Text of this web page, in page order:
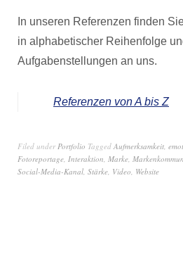
In unseren Referenzen finden
in alphabetischer Reihenfolge
Aufgabenstellungen an uns.
Referenzen von A bis Z
Filed underPortfolio Tagged Aufmerksamkeit,
Fotoreportage, Interaktion, Marke,
Social-Media-Kanal, Stärke, Video, Website